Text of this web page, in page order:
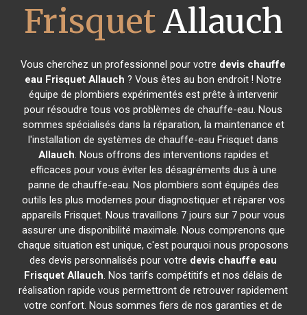
FrisquetAllauch
Vous cherchez un professionnel pour votre devis chauffe
eau Frisquet Allauch ? Vous êtes au bon endroit ! Notre
équipe de plombiers expérimentés est prête à intervenir
pour résoudre tous vos problèmes de chauffe-eau. Nous
sommes spécialisés dans la réparation, la maintenance et
l'installation de systèmes de chauffe-eau Frisquet dans
Allauch. Nous offrons des interventions rapides et
efficaces pour vous éviter les désagréments dus à une
panne de chauffe-eau. Nos plombiers sont équipés des
outils les plus modernes pour diagnostiquer et réparer vos
appareils Frisquet. Nous travaillons 7 jours sur 7 pour vous
assurer une disponibilité maximale. Nous comprenons que
chaque situation est unique, c'est pourquoi nous proposons
des devis personnalisés pour votre devis chauffe eau
Frisquet Allauch. Nos tarifs compétitifs et nos délais de
réalisation rapide vous permettront de retrouver rapidement
votre confort. Nous sommes fiers de nos garanties et de